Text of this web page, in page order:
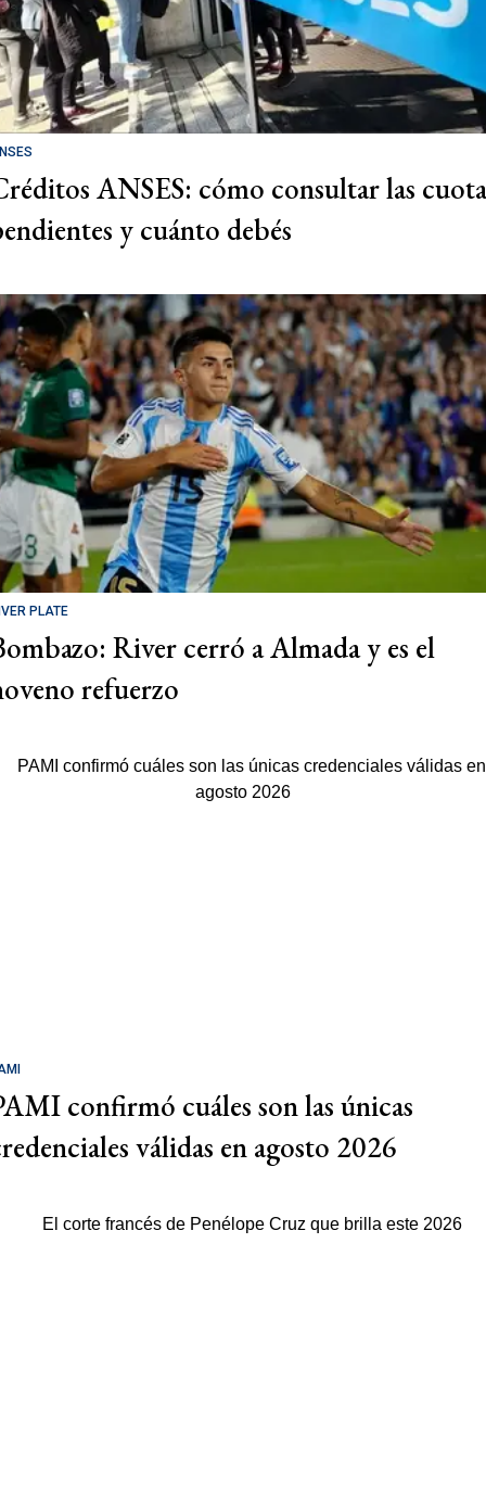
ANSES: cómo consultar las
y cuánto debés
PLATE
River cerró a Almada y es el
refuerzo
confirmó cuáles son las únicas
válidas en agosto 2026